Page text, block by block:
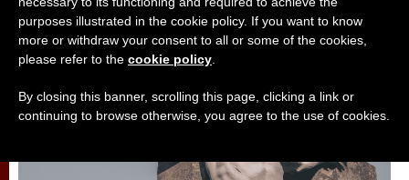
تأمّلات
purposes illustrated in the cookie policy. If you want to know
more or withdraw your consent to all or some of the cookies,
please refer to the cookie policy
By closing this banner, scrolling this page, clicking a link or
continuing to browse otherwise, you agree to the use of cookies.